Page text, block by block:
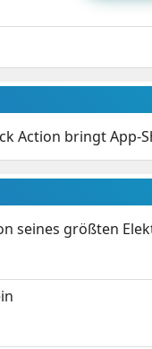
Action bringt App-
seines größten